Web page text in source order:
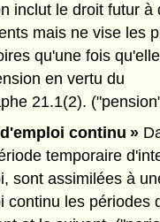
inclut le droit futur à
mais ne vise les
qu'une fois
en vertu du
21.1(2).
continu »
temporaire
sont assimilées à
continu les périodes